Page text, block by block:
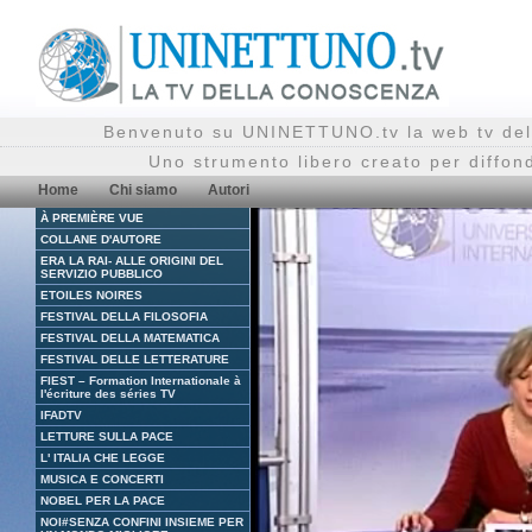
Benvenuto su UNINETTUNO.tv la web tv
Uno strumento libero creato per
Home Chi siamo Autori
À PREMIÈRE VUE
COLLANE D'AUTORE
ERA LA RAI- ALLE ORIGINI DEL
SERVIZIO PUBBLICO
ETOILES NOIRES
FESTIVAL DELLA FILOSOFIA
FESTIVAL DELLA MATEMATICA
FESTIVAL DELLE LETTERATURE
FIEST – Formation Internationale à
l'écriture des séries TV
IFADTV
LETTURE SULLA PACE
L' ITALIA CHE LEGGE
MUSICA E CONCERTI
NOBEL PER LA PACE
NOI#SENZA CONFINI INSIEME PER